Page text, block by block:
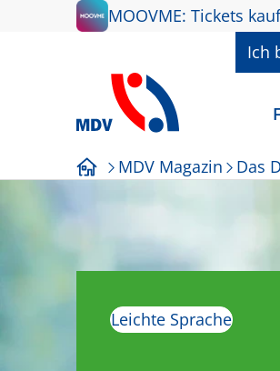
Zum Hauptinhalt springen
MOOVME: Tickets
In
Ich
Startseite
MDV Magazin Das
Leichte Sprache